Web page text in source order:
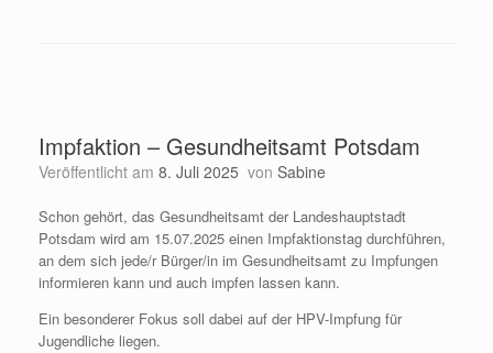
Impfaktion – Gesundheitsamt Potsdam
Veröffentlicht am 8. Juli 2025 von Sabine
Schon gehört, das Gesundheitsamt der Landeshauptstadt
Potsdam wird am 15.07.2025 einen Impfaktionstag durchführen,
an dem sich jede/r Bürger/in im Gesundheitsamt zu Impfungen
informieren kann und auch impfen lassen kann.
Ein besonderer Fokus soll dabei auf der HPV-Impfung für
Jugendliche liegen.